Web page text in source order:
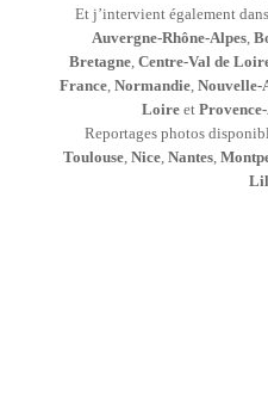
Et j’intervient également
Auvergne-Rhône-Alpes,
Bretagne, Centre-Val de
France, Normandie, Nouvelle-
Loireet
Reportages photos
Toulouse, Nice, Nantes,